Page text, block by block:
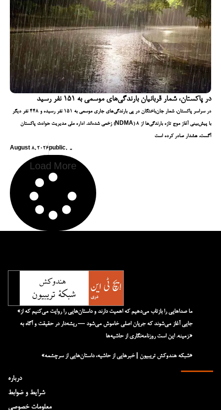
در پاکستان، شمار قربانیان بارندگی‌های موسمی به ۱۵۱ نفر رسید
در سراسر پاکستان، شمار جان‌باختگان در پی بارندگی‌های جاری موسمی به ۱۵۱ نفر رسیده و ۴۴۸ نفر دیگر
زخمی شده‌اند. اداره ملی مدیریت حوادث پاکستان (NDMA) با پیش‌بینی آغاز موج تازه بارندگی‌ها از ۸
آگست، هشدار صادر کرده است
August 8, 2026 public, ,,
Load More
درباره
شرایط و ضوابط
معلومات خصوصی
«ما صداهایی را بازتاب می‌دهیم که اهمیت دارند و داستان‌هایی را روایت می‌کنیم که از
جایی آغاز می‌شوند که جریان اصلی خاموش می‌شود — ریشه‌دار در حقیقت و آگاه به
زمینه. این است روزنامه‌نگاری از حاشیه‌ها.»
«شبکه هند‌و‌کش تریبیون | خبرهایی از حاشیه، داستان‌هایی از سرچشمه»